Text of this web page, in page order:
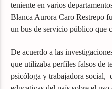
teniente en varios
Blanca Aurora Caro Restrepo
un bus de servicio público que
De acuerdo a las
que utilizaba perfiles falsos de
psicóloga y trabajadora social,